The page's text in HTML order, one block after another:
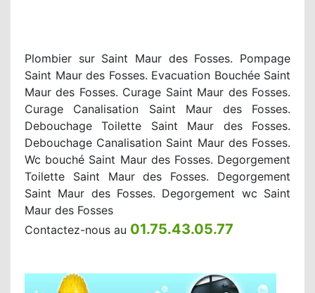
Plombier sur Saint Maur des Fosses. Pompage
Saint Maur des Fosses. Evacuation Bouchée Saint
Maur des Fosses. Curage Saint Maur des Fosses.
Curage Canalisation Saint Maur des Fosses.
Debouchage Toilette Saint Maur des Fosses.
Debouchage Canalisation Saint Maur des Fosses.
Wc bouché Saint Maur des Fosses. Degorgement
Toilette Saint Maur des Fosses. Degorgement
Saint Maur des Fosses. Degorgement wc Saint
Maur des Fosses
Contactez-nous au 01.75.43.05.77